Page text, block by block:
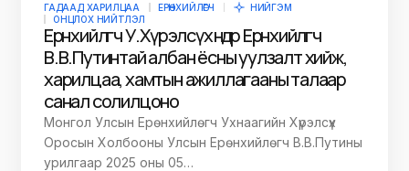
ГАДААД ХАРИЛЦАА ЕРӨНХИЙЛӨГЧ
НИЙГЭМ
ОНЦЛОХ НИЙТЛЭЛ
Ерөнхийлөгч У.Хүрэлсүх өнөөдөр Ерөнхийлөгч
В.В.Путинтай албан ёсны уулзалт хийж,
харилцаа, хамтын ажиллагааны талаар
санал солилцоно
Монгол Улсын Ерөнхийлөгч Ухнаагийн Хүрэлсүх
Оросын Холбооны Улсын Ерөнхийлөгч В.В.Путины
урилгаар 2025 оны 05…